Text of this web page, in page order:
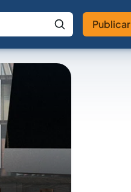
Buscar no Jus
Publicar